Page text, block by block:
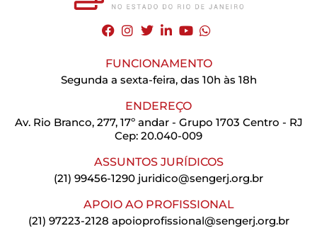
FUNCIONAMENTO
Segunda a sexta-feira, das 10h às 18h
ENDEREÇO
Av. Rio Branco, 277, 17º andar - Grupo 1703 Centro - RJ
Cep: 20.040-009
ASSUNTOS JURÍDICOS
(21) 99456-1290 juridico@sengerj.org.br
APOIO AO PROFISSIONAL
(21) 97223-2128 apoioprofissional@sengerj.org.br